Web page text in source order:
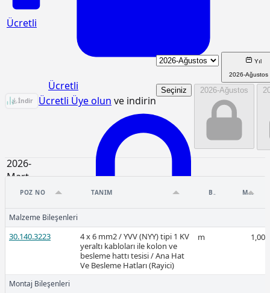
Ücretli
Ücretli
2026-
Mart
Ücretli
-
35.140.3223 Birim Fiyat Analizi
İndir Ücretli Üye olun ve indirin
Yıl
2026-Ağustos
Seçiniz 2026-Ağustos
POZ NO TANIM BIRIM MIKTAR
Malzeme Bileşenleri
30.140.3223
4 x 6 mm2 / YVV (NYY) tipi 1 KV
yeraltı kabloları ile kolon ve
besleme hattı tesisi / Ana Hat
Ve Besleme Hatları (Rayici)
m 1,00
Montaj Bileşenleri